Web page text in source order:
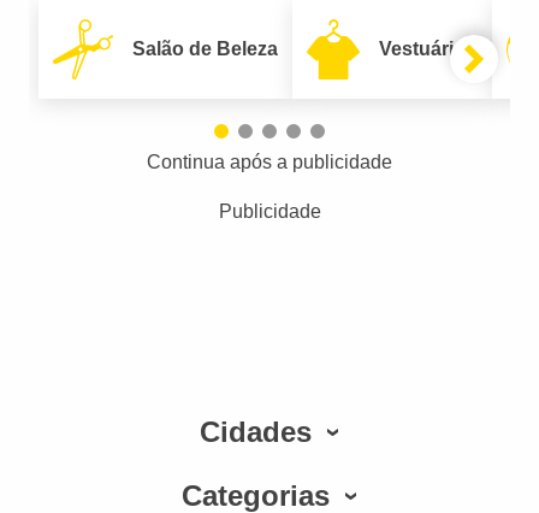
Salão de Beleza Vestuário
Continua após a publicidade
Publicidade
Cidades
Categorias